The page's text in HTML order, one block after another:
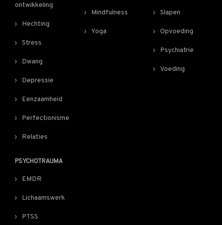
ontwikkeling
Hechting
Stress
Dwang
Depressie
Eenzaamheid
Perfectionisme
Relaties
Mindfulness
Yoga
Slapen
Opvoeding
Psychiatrie
Voeding
PSYCHOTRAUMA
EMDR
Lichaamswerk
PTSS